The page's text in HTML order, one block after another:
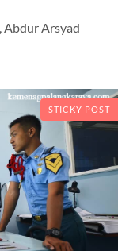
Abdur Arsyad
STICKY POST